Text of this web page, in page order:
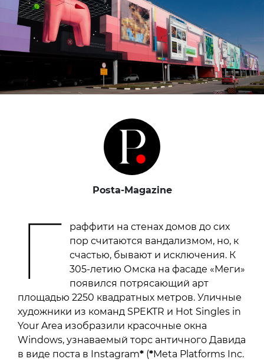
Posta-Magazine
Г
раффити на стенах домов до сих
пор считаются вандализмом, но, к
счастью, бывают и исключения. К
305-летию Омска на фасаде «Меги»
появился потрясающий арт
площадью 2250 квадратных метров. Уличные
художники из команд SPEKTR и Hot Singles in
Your Area изобразили красочные окна
Windows, узнаваемый торс античного Давида
в виде поста в Instagram* (*Meta Platforms Inc.